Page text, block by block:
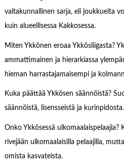
valtakunnallinen sarja, eli joukkueita
kuin alueellisessa Kakkosessa.
Miten Ykkönen eroaa Ykkösliigasta?
ammattimainen ja hierarkiassa
hieman harrastajamaisempi ja
Kuka päättää Ykkösen säännöistä?
säännöistä, lisensseistä ja kurinpidosta.
Onko Ykkösessä
rivejään ulkomaalaisilla pelaajilla,
omista kasvateista.